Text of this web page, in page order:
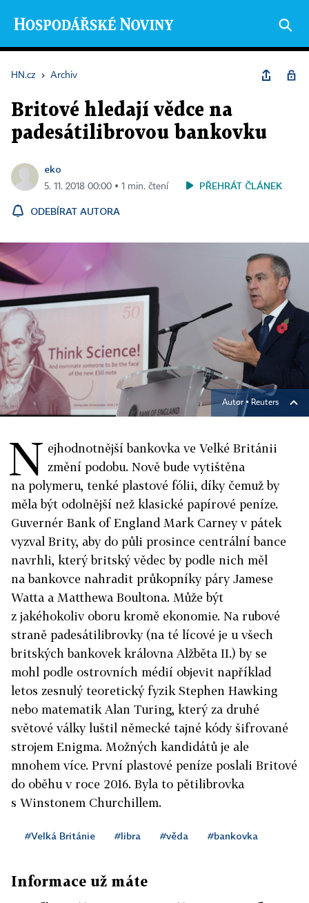
HN.cz › Archiv
Britové hledají vědce na
padesátilibrovou bankovku
eko
5. 11. 2018 00:00 ▪ 1 min. čtení PŘEHRÁT ČLÁNEK
ODEBÍRAT AUTORA
Autor ▪ Reuters
N ejhodnotnější bankovka ve Velké Británii
změní podobu. Nově bude vytištěna
na polymeru, tenké plastové fólii, díky čemuž by
měla být odolnější než klasické papírové peníze.
Guvernér Bank of England Mark Carney v pátek
vyzval Brity, aby do půli prosince centrální bance
navrhli, který britský vědec by podle nich měl
na bankovce nahradit průkopníky páry Jamese
Watta a Matthewa Boultona. Může být
z jakéhokoliv oboru kromě ekonomie. Na rubové
straně padesátilibrovky (na té lícové je u všech
britských bankovek královna Alžběta II.) by se
mohl podle ostrovních médií objevit například
letos zesnulý teoretický fyzik Stephen Hawking
nebo matematik Alan Turing, který za druhé
světové války luštil německé tajné kódy šifrované
strojem Enigma. Možných kandidátů je ale
mnohem více. První plastové peníze poslali Britové
do oběhu v roce 2016. Byla to pětilibrovka
s Winstonem Churchillem.
#Velká Británie #libra #věda #bankovka
Informace už máte